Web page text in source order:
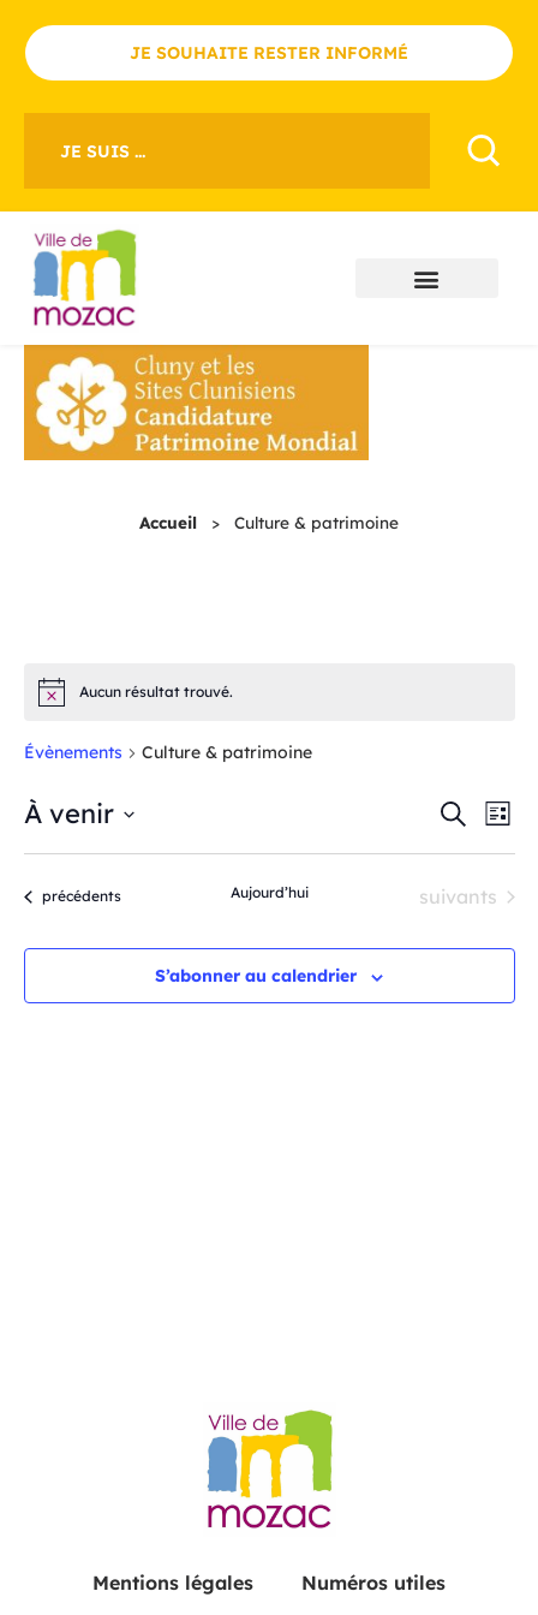
JE SOUHAITE RESTER INFORMÉ
JE SUIS ...
Accueil > Culture & patrimoine
NoticeAucun résultat trouvé.
Évènements Culture & patrimoine
ET
DE
VUES
Recherche
Liste
À venir
date.
Évènements
précédents Aujourd’hui Évènements
suivants
S’abonner au calendrier
Mentions légales
Numéros utiles